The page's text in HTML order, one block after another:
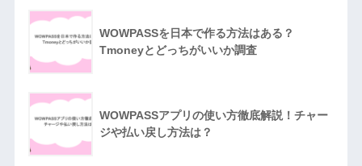
WOWPASSを日本で作る方法はある？
Tmoneyとどっちがいいか調査
WOWPASSアプリの使い方徹底解説！チャー
ジや払い戻し方法は？